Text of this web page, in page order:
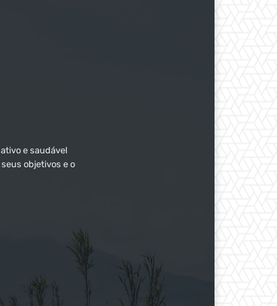
e saudável
objetivos e o